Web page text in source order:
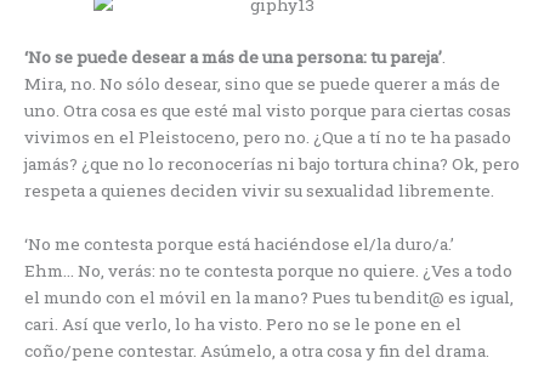
‘No se puede desear a más de una persona: tu pareja’.
Mira, no. No sólo desear, sino que se puede querer a más de
uno. Otra cosa es que esté mal visto porque para ciertas cosas
vivimos en el Pleistoceno, pero no. ¿Que a tí no te ha pasado
jamás? ¿que no lo reconocerías ni bajo tortura china? Ok, pero
respeta a quienes deciden vivir su sexualidad libremente.
‘No me contesta porque está haciéndose el/la duro/a.’
Ehm… No, verás: no te contesta porque no quiere. ¿Ves a todo
el mundo con el móvil en la mano? Pues tu bendit@ es igual,
cari. Así que verlo, lo ha visto. Pero no se le pone en el
coño/pene contestar. Asúmelo, a otra cosa y fin del drama.